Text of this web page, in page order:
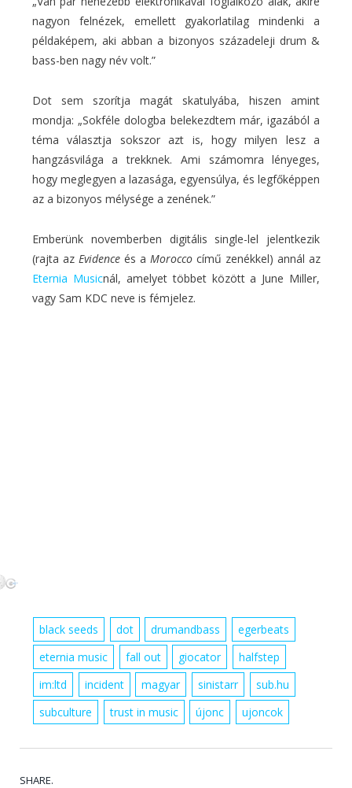
nagyon felnézek, emellett gyakorlatilag mindenki a
példaképem, aki abban a bizonyos századeleji drum &
bass-ben nagy név volt.”
Dot sem szorítja magát skatulyába, hiszen amint
mondja: „Sokféle dologba belekezdtem már, igazából a
téma választja sokszor azt is, hogy milyen lesz a
hangzásvilága a trekknek. Ami számomra lényeges,
hogy meglegyen a lazasága, egyensúlya, és legfőképpen
az a bizonyos mélysége a zenének.”
Emberünk novemberben digitális single-lel jelentkezik
(rajta az Evidenceés a Moroccocímű zenékkel) annál az
Eternia Musicnál, amelyet többet között a June Miller,
vagy Sam KDC neve is fémjelez.
black seeds dot drumandbass
egerbeats
eternia music
fall out giocator
halfstep
im:ltd
incident magyar sinistarr
sub.hu
subculture
trust in music újonc ujoncok
SHARE.